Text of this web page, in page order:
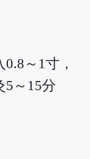
～1寸，
5～15分